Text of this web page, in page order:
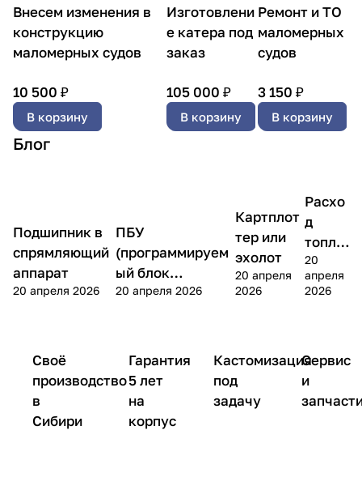
Внесем изменения в
конструкцию
маломерных судов
10 500 ₽
В корзину
Изготовлени
е катера под
заказ
105 000 ₽
В корзину
Ремонт и ТО
маломерных
судов
3 150 ₽
В корзину
Блог
20 апреля 2026
Подшипник в
спрямляющий
аппарат
20 апреля 2026
ПБУ
(программируем
ый блок
управления)
20 апреля
2026
Картплот
тер или
эхолот
Статьи
20
апреля
2026
Расхо
д
топли
ва
Своё
производство
в
Сибири
Гарантия
5 лет
на
корпус
Кастомизация
под
задачу
Сервис
и